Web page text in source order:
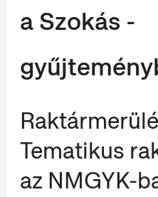
a Szokás -
Tematikus
az NMGYK-